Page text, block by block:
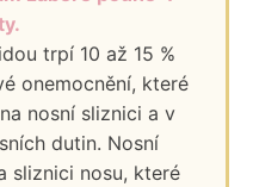
trpí 10 až 15 %
onemocnění, které
nosní sliznici a v
dutin. Nosní
sliznici nosu, které